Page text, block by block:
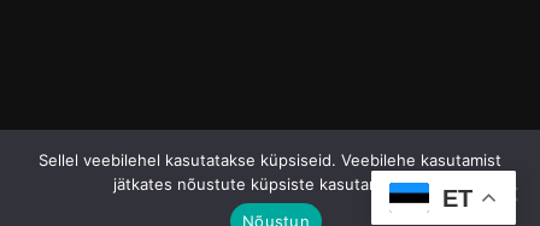
ALISA VASINA - EESTI DISAIN
ET
Sellel veebilehel kasutatakse küpsiseid. Veebilehe kasutamist
jätkates nõustute küpsiste kasutamisega.
Nõustun